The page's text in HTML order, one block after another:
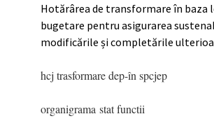
Hotărârea de transformare în baza
bugetare pentru asigurarea
modificările și completările
hcj trasformare dep-în spcjep
organigrama stat functii